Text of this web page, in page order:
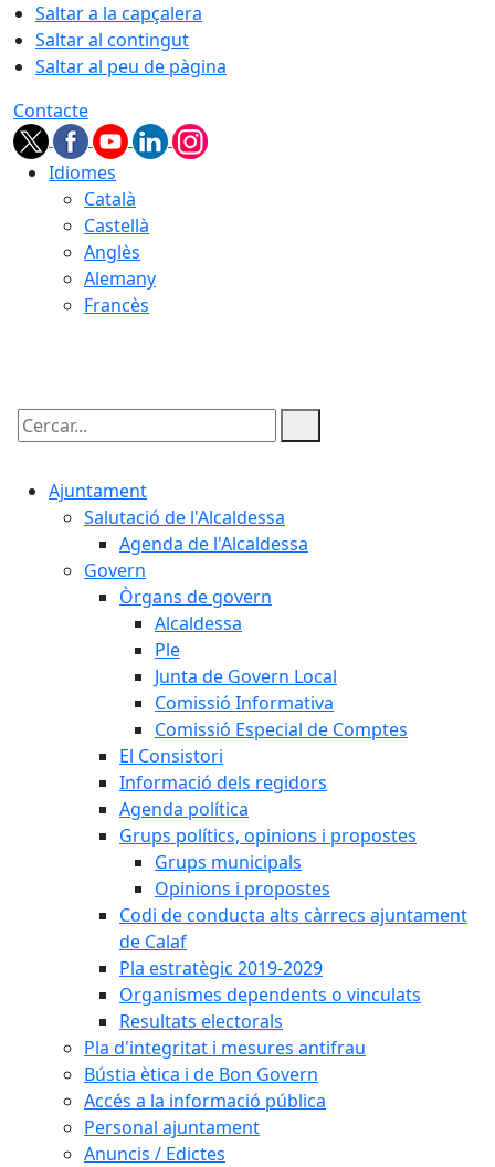
Saltar a la capçalera
Saltar al contingut
Saltar al peu de pàgina
Contacte
Idiomes
Català
Castellà
Anglès
Alemany
Francès
Cercar:
Ajuntament
Salutació de l'Alcaldessa
Agenda de l'Alcaldessa
Govern
Òrgans de govern
Alcaldessa
Ple
Junta de Govern Local
Comissió Informativa
Comissió Especial de Comptes
El Consistori
Informació dels regidors
Agenda política
Grups polítics, opinions i propostes
Grups municipals
Opinions i propostes
Codi de conducta alts càrrecs ajuntament
de Calaf
Pla estratègic 2019-2029
Organismes dependents o vinculats
Resultats electorals
Pla d'integritat i mesures antifrau
Bústia ètica i de Bon Govern
Accés a la informació pública
Personal ajuntament
Anuncis / Edictes